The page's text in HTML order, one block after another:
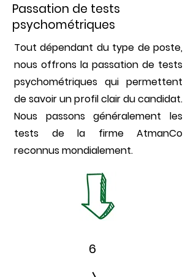
Passation de tests
psychométriques
Tout dépendant du type de poste,
nous offrons la passation de tests
psychométriques qui permettent
de savoir un profil clair du candidat.
Nous passons généralement les
tests de la firme AtmanCo
reconnus mondialement.
6